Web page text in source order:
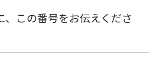
この番号をお伝えくださ